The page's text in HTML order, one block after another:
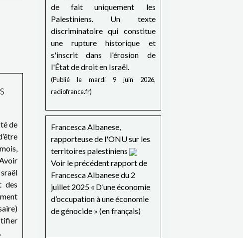
de
des
de fait uniquement les
Palestiniens. Un texte
discriminatoire qui constitue
une rupture historique et
s'inscrit dans l'érosion de
l'État de droit en Israël.
(Publié le mardi 9 juin 2026,
radiofrance.fr)
Francesca Albanese,
rapporteuse de l'ONU sur les
territoires palestiniens
Voir le précédent rapport de
Francesca Albanese du 2
juillet 2025 « D’une économie
d’occupation à une économie
de génocide » (en français)